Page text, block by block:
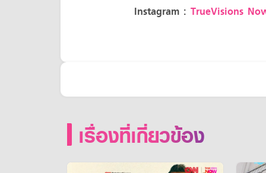
Instagram : TrueVisions
เรื่องที่เกี่ยวข้อง